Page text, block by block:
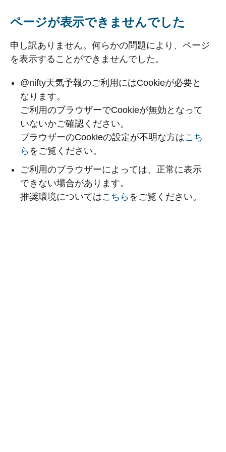
ページが表示できませんでした
申し訳ありません。何らかの問題により、ページ
を表示することができませんでした。
@nifty天気予報のご利用にはCookieが必要と
なります。
ご利用のブラウザーでCookieが無効となって
いないかご確認ください。
ブラウザーのCookieの設定が不明な方はこち
ら をご覧ください。
ご利用のブラウザーによっては、正常に表示
できない場合があります。
推奨環境についてはこちら をご覧ください。